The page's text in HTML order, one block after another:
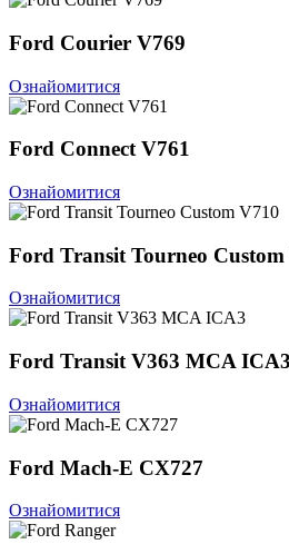
Ford Courier V769
Ознайомитися
Ford Connect V761
Ознайомитися
Ford Transit Tourneo Custom
Ознайомитися
Ford Transit V363 MCA ICA3
Ознайомитися
Ford Mach-E CX727
Ознайомитися